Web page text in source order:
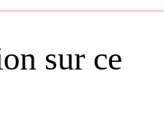
sur ce